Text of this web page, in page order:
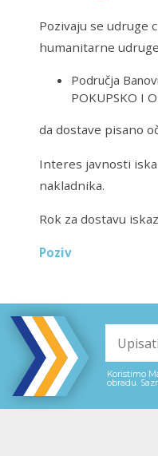
Pozivaju se udruge
humanitarne
Područja
POKUPSKO I
da dostave pisano
Interes javnosti
nakladnika.
Rok za dostavu
Poziv
Koristimo
obradu.